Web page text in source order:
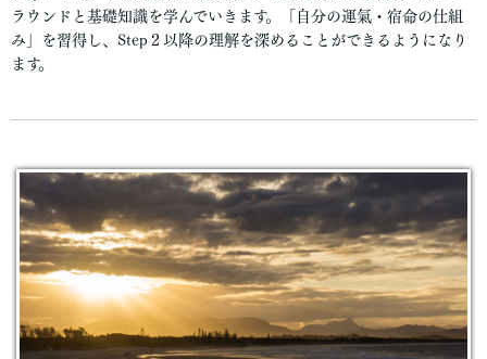
ラウンドと基礎知識を学んでいきます。「自分の運氣・宿命の仕組
み」を習得し、Step２以降の理解を深めることができるようになり
ます。